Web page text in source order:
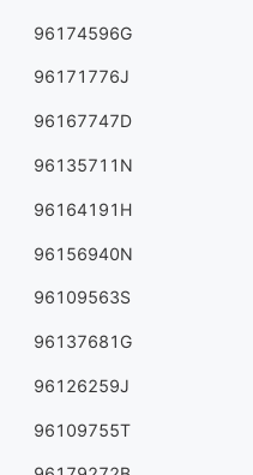
96174596G
96171776J
96167747D
96135711N
96164191H
96156940N
96109563S
96137681G
96126259J
96109755T